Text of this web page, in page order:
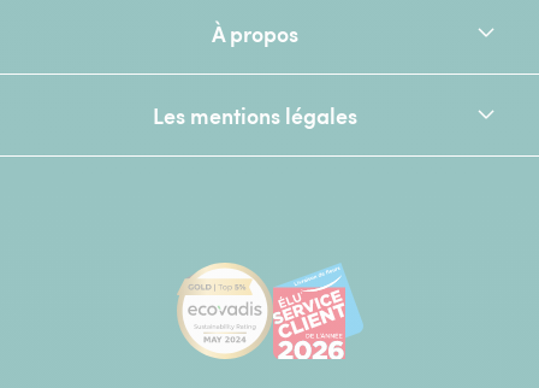
À propos
Les mentions légales
[Ecovadis Gold Badge - Top 5%